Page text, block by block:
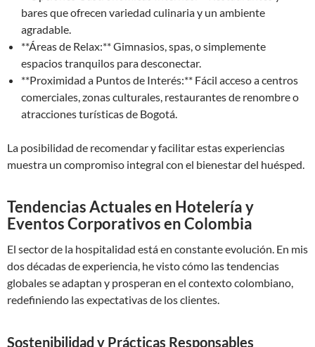
bares que ofrecen variedad culinaria y un ambiente
agradable.
**Áreas de Relax:** Gimnasios, spas, o simplemente
espacios tranquilos para desconectar.
**Proximidad a Puntos de Interés:** Fácil acceso a centros
comerciales, zonas culturales, restaurantes de renombre o
atracciones turísticas de Bogotá.
La posibilidad de recomendar y facilitar estas experiencias
muestra un compromiso integral con el bienestar del huésped.
Tendencias Actuales en Hotelería y
Eventos Corporativos en Colombia
El sector de la hospitalidad está en constante evolución. En mis
dos décadas de experiencia, he visto cómo las tendencias
globales se adaptan y prosperan en el contexto colombiano,
redefiniendo las expectativas de los clientes.
Sostenibilidad y Prácticas Responsables